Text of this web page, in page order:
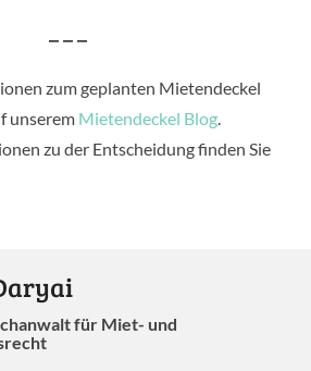
– – –
zum geplanten Mietendeckel
unserem Mietendeckel Blog.
zu der Entscheidung finden Sie
für Miet- und